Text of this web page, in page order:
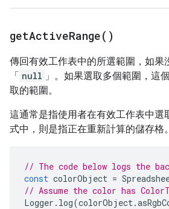
getActiveRange( )
傳回有效工作表中的所選範圍，如果
「 null 」。如果選取多個範圍，這
取的範圍。
這通常是指使用者在有效工作表中選
式中，則是指正在重新計算的儲存格。
// The code below logs the
const colorObject =
// Assume the color has
Logger . log(colorObject.